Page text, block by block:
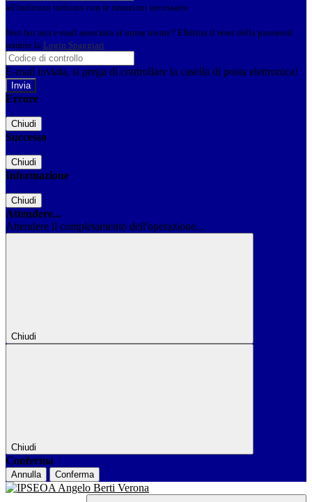
all'indirizzo indicato con le istruzioni necessarie.
Non hai una e-mail associata al nome utente? Effettua il reset della password
tramite la Login Spaggiari
E-mail inviata, si prega di controllare la casella di posta elettronica!
Errore
Chiudi
Successo
Chiudi
Informazione
Chiudi
Attendere...
Attendere il completamento dell'operazione...
Chiudi
Chiudi
Conferma
Annulla Conferma